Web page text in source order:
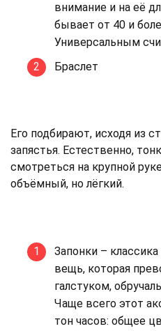
внимание и на её
бывает от 40 и
Универсальным
Браслет
Его подбирают, исходя из
запястья. Естественно,
смотреться на крупной
объёмный, но лёгкий.
Запонки –
вещь, которая
галстуком,
Чаще всего этот
тон часов: общее